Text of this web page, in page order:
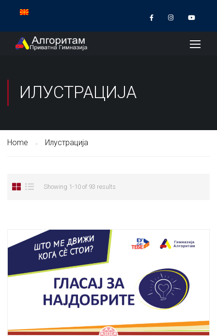
ИЛУСТРАЦИЈА
Home Илустрација
Showing 1-10 of 93 results